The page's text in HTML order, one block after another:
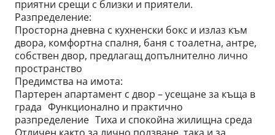
приятни срещи с близки и приятели.
Разпределение:
Просторна дневна с кухненски бокс и излаз към
двора, комфортна спалня, баня с тоалетна, антре,
собствен двор, предлагащ допълнително лично
пространство
Предимства на имота:
Партерен апартамент с двор – усещане за къща в
града Функционално и практично
разпределение Тиха и спокойна жилищна среда